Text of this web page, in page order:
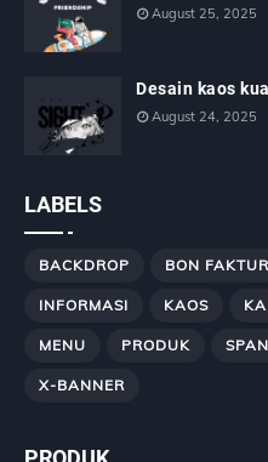
August 25, 2025
Desain kaos
August 24, 2025
LABELS
BACKDROP BON FAKTUR
INFORMASI KAOS
MENU PRODUK
X-BANNER